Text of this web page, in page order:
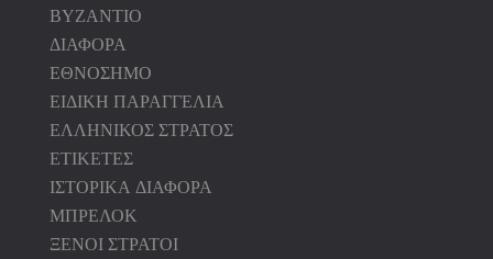
ΒΥΖΑΝΤΙΟ
ΔΙΑΦΟΡΑ
ΕΘΝΟΣΗΜΟ
ΕΙΔΙΚΗ ΠΑΡΑΓΓΕΛΙΑ
ΕΛΛΗΝΙΚΟΣ ΣΤΡΑΤΟΣ
ΕΤΙΚΕΤΕΣ
ΙΣΤΟΡΙΚΑ ΔΙΑΦΟΡΑ
ΜΠΡΕΛΟΚ
ΞΕΝΟΙ ΣΤΡΑΤΟΙ